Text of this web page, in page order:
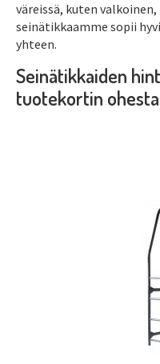
väreissä, kuten
seinätikkaamme sopii
yhteen.
Seinätikkaiden
tuotekortin